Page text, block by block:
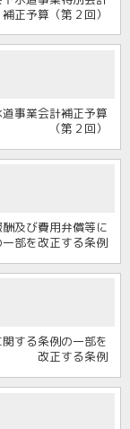
補正予算（第２回）
事業会計補正予算
（第２回）
及び費用弁償等に
部を改正する条例
する条例の一部を
改正する条例